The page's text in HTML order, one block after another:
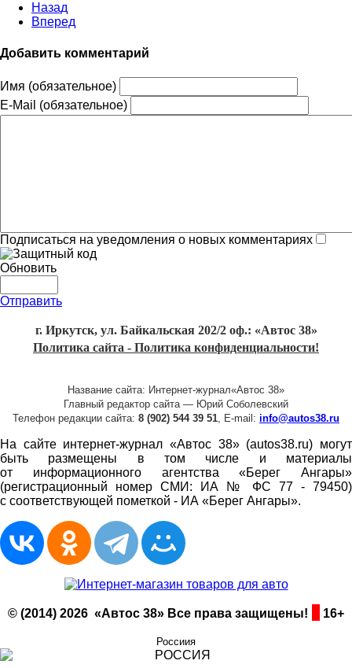
Назад
Вперед
Добавить комментарий
Имя (обязательное)
E-Mail (обязательное)
Подписаться на уведомления о новых комментариях
Обновить
Отправить
г. Иркутск, ул. Байкальская 202/2 оф.: «Автос 38»
Политика сайта - Политика конфиденциальности!
Название сайта: Интернет-журнал«Автос 38»
Главный редактор сайта — Юрий Соболевский
Телефон редакции сайта: 8 (902) 544 39 51 , E-mail: info@autos38.ru
На сайте интернет-журнал «Автос 38» (autos38.ru) могут
быть размещены в том числе и материалы
от информационного агентства «Берег Ангары»
(регистрационный номер СМИ: ИА № ФС 77 - 79450)
с соответствующей пометкой - ИА «Берег Ангары».
© (2014) 2026 «Автос 38» Все права защищены! 16+
Россиия